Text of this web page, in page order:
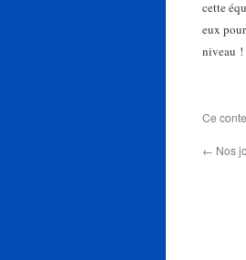
cette
eux
niveau !
Ce
← Nos